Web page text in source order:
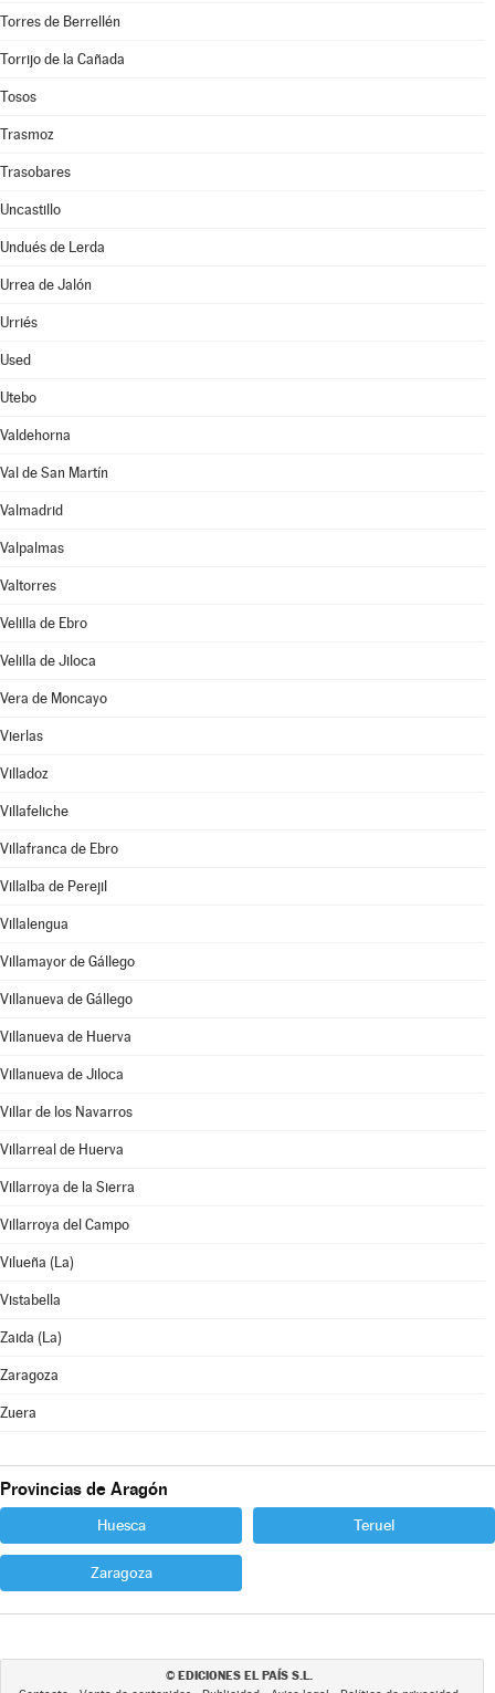
Torres de Berrellén
Torrijo de la Cañada
Tosos
Trasmoz
Trasobares
Uncastillo
Undués de Lerda
Urrea de Jalón
Urriés
Used
Utebo
Valdehorna
Val de San Martín
Valmadrid
Valpalmas
Valtorres
Velilla de Ebro
Velilla de Jiloca
Vera de Moncayo
Vierlas
Villadoz
Villafeliche
Villafranca de Ebro
Villalba de Perejil
Villalengua
Villamayor de Gállego
Villanueva de Gállego
Villanueva de Huerva
Villanueva de Jiloca
Villar de los Navarros
Villarreal de Huerva
Villarroya de la Sierra
Villarroya del Campo
Vilueña (La)
Vistabella
Zaida (La)
Zaragoza
Zuera
Provincias de Aragón
Huesca Teruel
Zaragoza
© EDICIONES EL PAÍS S.L.